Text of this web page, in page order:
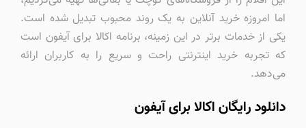
اما امروزه خرید آنلاین به یک روند محبوب تبدیل شده است.
یکی از خدمات برتر در این زمینه، برنامه اکالا برای آیفون است
که تجربه خرید اینترنتی راحت و سریع را به کاربران ارائه
می‌دهد.
دانلود رایگان اکالا برای آیفون